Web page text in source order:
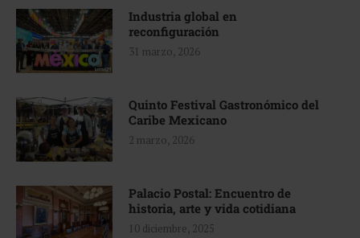
Industria global en
reconfiguración
31 marzo, 2026
Quinto Festival Gastronómico del
Caribe Mexicano
2 marzo, 2026
Palacio Postal: Encuentro de
historia, arte y vida cotidiana
10 diciembre, 2025